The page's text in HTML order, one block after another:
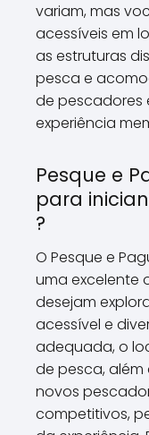
variam, mas
acessíveis em
as estruturas
pesca e
de pescadores
experiência
Pesque e
para
?
O Pesque e
uma excelente
desejam
acessível e
adequada, o
de pesca,
novos
competitivos,